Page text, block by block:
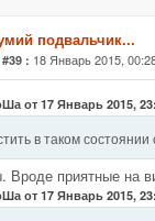
подвальчик...
: 18 Январь 2015,
от 17 Январь 2015,
в таком
Вроде приятные на
от 17 Январь 2015,